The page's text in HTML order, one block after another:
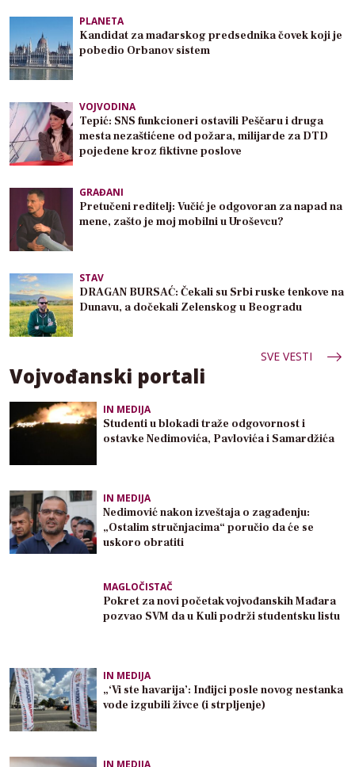
PLANETA
Kandidat za mađarskog predsednika čovek koji je
pobedio Orbanov sistem
VOJVODINA
Tepić: SNS funkcioneri ostavili Peščaru i druga
mesta nezaštićene od požara, milijarde za DTD
pojedene kroz fiktivne poslove
GRAĐANI
Pretučeni reditelj: Vučić je odgovoran za napad na
mene, zašto je moj mobilni u Uroševcu?
STAV
DRAGAN BURSAĆ: Čekali su Srbi ruske tenkove na
Dunavu, a dočekali Zelenskog u Beogradu
SVE VESTI
Vojvođanski portali
IN MEDIJA
Studenti u blokadi traže odgovornost i
ostavke Nedimovića, Pavlovića i Samardžića
IN MEDIJA
Nedimović nakon izveštaja o zagađenju:
„Ostalim stručnjacima“ poručio da će se
uskoro obratiti
MAGLOČISTAČ
Pokret za novi početak vojvođanskih Mađara
pozvao SVM da u Kuli podrži studentsku listu
IN MEDIJA
„‘Vi ste havarija’: Inđijci posle novog nestanka
vode izgubili živce (i strpljenje)
IN MEDIJA